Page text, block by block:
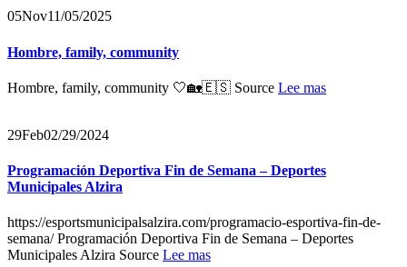
05Nov11/05/2025
Hombre, family, community
Hombre, family, community 🤍🏡🇪🇸 Source Lee mas
29Feb02/29/2024
Programación Deportiva Fin de Semana – Deportes
Municipales Alzira
https://esportsmunicipalsalzira.com/programacio-esportiva-fin-de-
semana/ Programación Deportiva Fin de Semana – Deportes
Municipales Alzira Source Lee mas